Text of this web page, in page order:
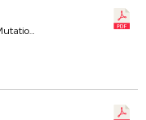
Commission Régionale des Règlements et Mutations